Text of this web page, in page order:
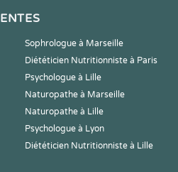
Sophrologue à Marseille
Diététicien Nutritionniste à Paris
Psychologue à Lille
Naturopathe à Marseille
Naturopathe à Lille
Psychologue à Lyon
Diététicien Nutritionniste à Lille